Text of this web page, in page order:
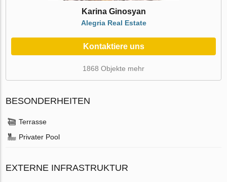
Karina Ginosyan
Alegria Real Estate
Kontaktiere uns
1868 Objekte mehr
BESONDERHEITEN
Terrasse
Privater Pool
EXTERNE INFRASTRUKTUR